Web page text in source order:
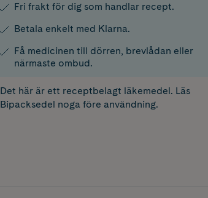
Fri frakt för dig som handlar recept.
Betala enkelt med Klarna.
Få medicinen till dörren, brevlådan eller
närmaste ombud.
Det här är ett receptbelagt läkemedel. Läs
Bipacksedel noga före användning.